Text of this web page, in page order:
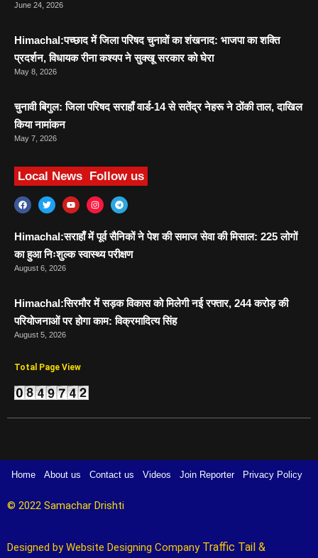
June 24, 2026
Himachal:पच्छाद में जिला परिषद चुनावों का शंखनाद: भाजपा का शक्ति
प्रदर्शन, विधायक रीना कश्यप ने सुक्खू सरकार को घेरा
May 8, 2026
चुनावी बिगुल: जिला परिषद सराहाँ वार्ड-14 से सतेंद्र नेहरू ने ठोंकी ताल, दाखिल
किया नामांकन
May 7, 2026
Local News Follow us
Himachal:सराहाँ में पूर्व सैनिकों ने पेश की समाज सेवा की मिसाल: 225 लोगों
का हुआ निःशुल्क स्वास्थ्य परीक्षण
August 6, 2026
Himachal:सिरमौर में सड़क विकास को मिलेगी नई रफ्तार, 244 करोड़ की
परियोजनाओं पर होगा काम: विक्रमादित्य सिंह
August 5, 2026
Total Page View
Home About us Contact us Videos Join Reporter Privacy Policy
© 2022 Samachar Drishti
Designed by Website Designing Company Traffic Tail &